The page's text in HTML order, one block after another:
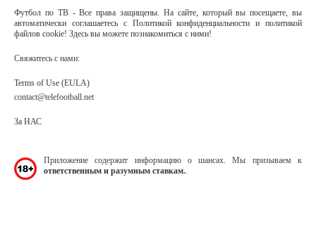
Футбол по ТВ - Все права защищены. На сайте, который вы посещаете, вы
автоматически соглашаетесь с Политикой конфиденциальности и политикой
файлов cookie! Здесь вы можете познакомиться с ними!
Свяжитесь с нами:
Terms of Use (EULA)
contact@telefootball.net
За НАС
Приложение содержит информацию о шансах. Мы призываем к
ответственным и разумным ставкам.